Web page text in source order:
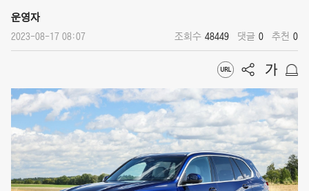
운영자
2023-08-17 08:07 조회수 48449 댓글 0 추천 0